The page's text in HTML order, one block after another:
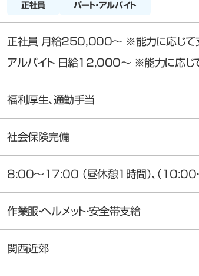
正社員 パート・アルバイト
正社員 月給250,000～ ※能力に応じて
アルバイト 日給12,000～ ※能力に応じ
福利厚生、通勤手当
社会保険完備
8:00～17:00 （昼休憩1時間）、（10:00
作業服・ヘルメット・安全帯支給
関西近郊